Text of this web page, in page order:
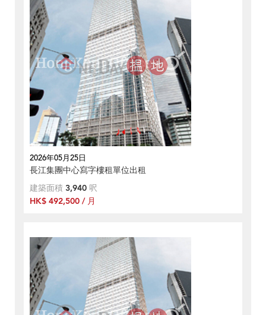
2026年05月25日
長江集團中心寫字樓租單位出租
建築面積 3,940 呎
HK$ 492,500 / 月